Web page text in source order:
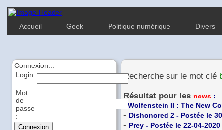
Accueil Geek Politique numérique Divers
Connexion...
Login
:
Mot
de
passe
:
Recherche sur le mot clé
Résultat pour les news :
Wolfenstein II : The New
- Dishonored 2 - Postée le
- Prey - Postée le 22-04-